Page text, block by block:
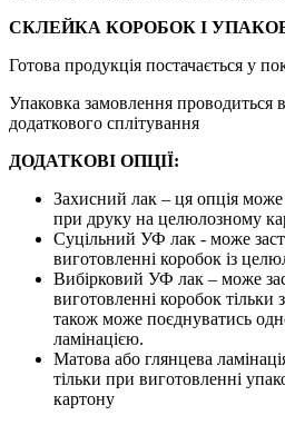
СКЛЕЙКА КОРОБОК І
Готова продукція постачається у
Упаковка замовлення проводиться
додаткового сплітування
ДОДАТКОВІ ОПЦІЇ:
Захисний лак – ця опція може
при друку на целюлозному
Суцільний УФ лак - може
виготовленні коробок із
Вибірковий УФ лак – може
виготовленні коробок тільки
також може поєднуватись
ламінацією.
Матова або глянцева
тільки при виготовленні
картону